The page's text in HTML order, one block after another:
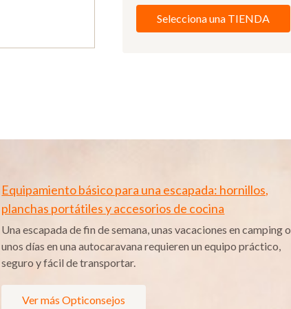
Selecciona una TIENDA
Equipamiento básico para una escapada: hornillos,
planchas portátiles y accesorios de cocina
Una escapada de fin de semana, unas vacaciones en camping o
unos días en una autocaravana requieren un equipo práctico,
seguro y fácil de transportar.
Ver más Opticonsejos